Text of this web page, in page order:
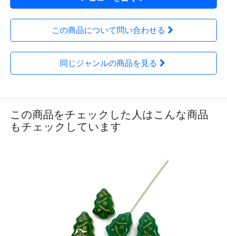
この商品について問い合わせる
同じジャンルの商品を見る
この商品をチェックした人はこんな商品
もチェックしています